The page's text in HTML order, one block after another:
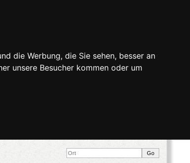
die Werbung, die Sie sehen, besser an
unsere Besucher kommen oder um